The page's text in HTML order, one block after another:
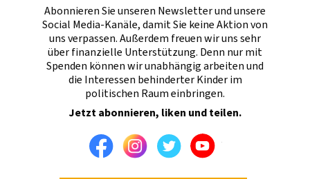
Abonnieren Sie unseren Newsletter und unsere
Social Media-Kanäle, damit Sie keine Aktion von
uns verpassen. Außerdem freuen wir uns sehr
über finanzielle Unterstützung. Denn nur mit
Spenden können wir unabhängig arbeiten und
die Interessen behinderter Kinder im
politischen Raum einbringen.
Jetzt abonnieren, liken und teilen.
FacebookInstagramTwitterYoutube